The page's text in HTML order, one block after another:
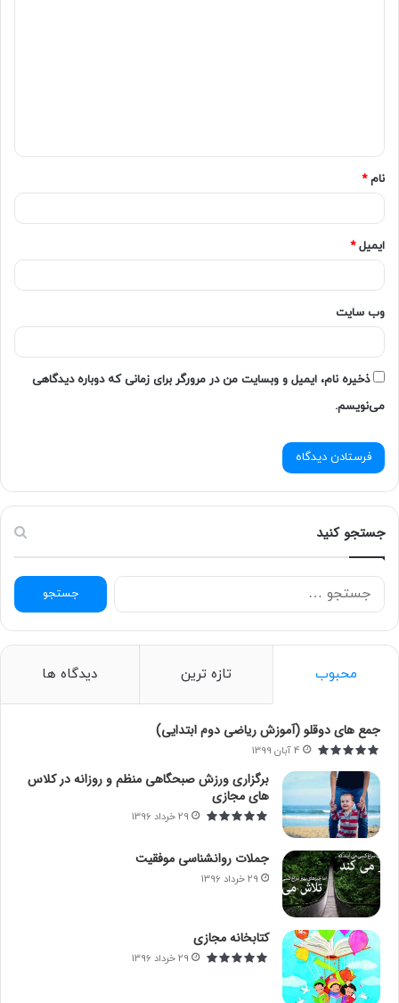
نام*
ایمیل*
وب‌ سایت
ذخیره نام، ایمیل و وبسایت من در مرورگر برای زمانی که دوباره دیدگاهی
می‌نویسم.
جستجو کنید
ج
س
ج
محبوب تازه ترین دیدگاه ها
جمع های دوقلو (آموزش ریاضی دوم ابتدایی)
4 آبان 1399
برگزاری ورزش صبحگاهی منظم و روزانه در کلاس
های مجازی
29 خرداد 1396
جملات روانشناسی موفقیت
29 خرداد 1396
کتابخانه مجازی
29 خرداد 1396